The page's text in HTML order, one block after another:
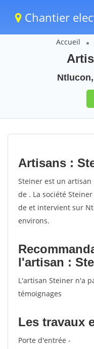
Chantier
Accueil
Artisans :
Steiner est un
de . La société
de et intervient sur
environs.
l'artisan :
L'artisan Steiner n'a
témoignages
Les travaux
Porte d'entrée -